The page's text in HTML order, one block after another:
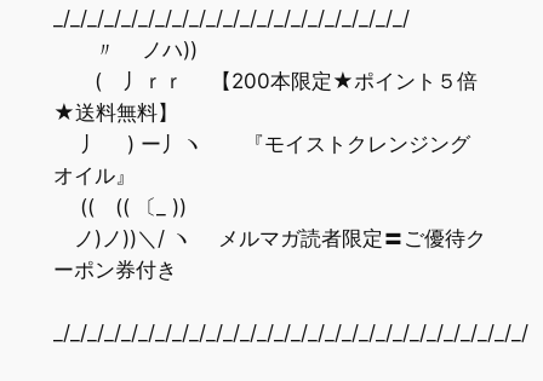
_/_/_/_/_/_/_/_/_/_/_/_/_/_/_/_/_/_/_/_/_/
〃 ノハ))
( 丿ｒｒ 【200本限定★ポイント５倍
★送料無料】
丿 ) ー丿ヽ 『モイストクレンジング
オイル』
(( (( 〔_ ))
ノ)ノ))＼/ ヽ メルマガ読者限定〓ご優待ク
ーポン券付き
_/_/_/_/_/_/_/_/_/_/_/_/_/_/_/_/_/_/_/_/_/_/_/_/_/_/_/_/